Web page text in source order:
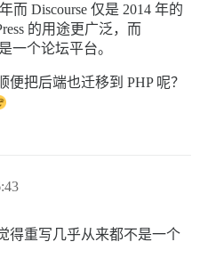
而 Discourse 仅是 2014 年的
的用途更广泛，而
一个论坛平台。
把后端也迁移到 PHP 呢？
得重写几乎从来都不是一个